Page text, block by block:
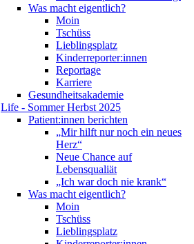
Was macht eigentlich?
Moin
Tschüss
Lieblingsplatz
Kinderreporter:innen
Reportage
Karriere
Gesundheitsakademie
Life - Sommer Herbst 2025
Patient:innen berichten
„Mir hilft nur noch ein neues
Herz“
Neue Chance auf
Lebensqualiät
„Ich war doch nie krank“
Was macht eigentlich?
Moin
Tschüss
Lieblingsplatz